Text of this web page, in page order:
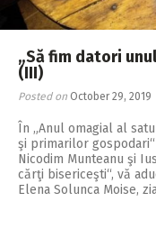
„Să fim datori
(III)
Posted on October 29, 2019
În „Anul omagial al
şi primarilor
Nicodim Munteanu şi
cărţi bisericeşti“, vă
Elena Solunca Moise,